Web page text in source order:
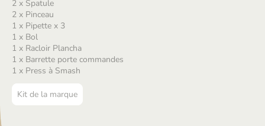
2 x Spatule
2 x Pinceau
1 x Pipette x 3
1 x Bol
1 x Racloir Plancha
1 x Barrette porte commandes
1 x Press à Smash
Kit de la marque